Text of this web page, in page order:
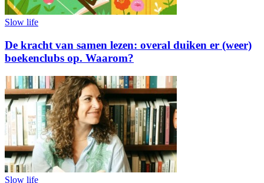
Slow life
De kracht van samen lezen: overal duiken er (weer)
boekenclubs op. Waarom?
Slow life